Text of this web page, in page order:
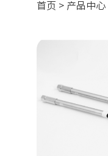
首页 > 产品中心